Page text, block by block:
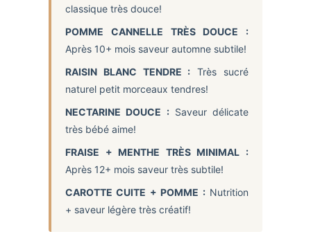
classique très douce!
POMME CANNELLE TRÈS DOUCE :
Après 10+ mois saveur automne subtile!
RAISIN BLANC TENDRE : Très sucré
naturel petit morceaux tendres!
NECTARINE DOUCE :Saveur délicate
très bébé aime!
FRAISE + MENTHE TRÈS MINIMAL :
Après 12+ mois saveur très subtile!
CAROTTE CUITE + POMME :Nutrition
+ saveur légère très créatif!